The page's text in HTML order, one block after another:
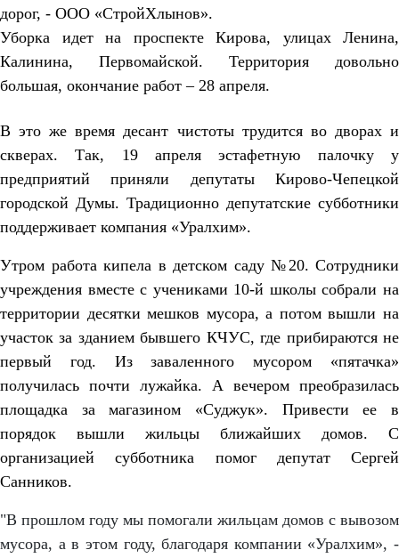
дорог, - ООО «СтройХлынов».
Уборка идет на проспекте Кирова, улицах Ленина,
Калинина, Первомайской. Территория довольно
большая, окончание работ – 28 апреля.
В это же время десант чистоты трудится во дворах и
скверах. Так, 19 апреля эстафетную палочку у
предприятий приняли депутаты Кирово-Чепецкой
городской Думы. Традиционно депутатские субботники
поддерживает компания «Уралхим».
Утром работа кипела в детском саду №20. Сотрудники
учреждения вместе с учениками 10-й школы собрали на
территории десятки мешков мусора, а потом вышли на
участок за зданием бывшего КЧУС, где прибираются не
первый год. Из заваленного мусором «пятачка»
получилась почти лужайка. А вечером преобразилась
площадка за магазином «Суджук». Привести ее в
порядок вышли жильцы ближайших домов. С
организацией субботника помог депутат Сергей
Санников.
"В прошлом году мы помогали жильцам домов с вывозом
мусора, а в этом году, благодаря компании «Уралхим», -